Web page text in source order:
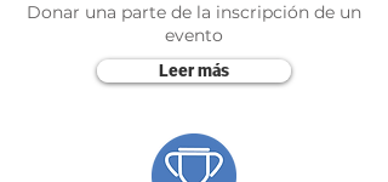
Donar una parte de la inscripción de un
evento
Leer más